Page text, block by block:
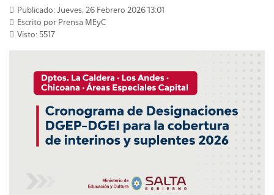
Publicado: Jueves, 26 Febrero 2026 13:01
Escrito por Prensa MEyC
Visto: 5517